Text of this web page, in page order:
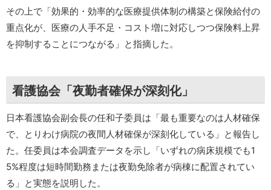
その上で「効果的・効率的な医療提供体制の構築と保険給付の
重点化が、医療の人手不足・コスト増に対応しつつ保険料上昇
を抑制することにつながる」と指摘した。
看護協会「夜勤者確保が深刻化」
日本看護協会副会長の任和子委員は「最も重要なのは人材確保
で、とりわけ病院の夜間人材確保が深刻化している」と報告し
た。任委員は本会調査データを示し「いずれの病床規模でも1
5%程度は短時間勤務または夜勤免除者が病棟に配置されてい
る」と実態を説明した。